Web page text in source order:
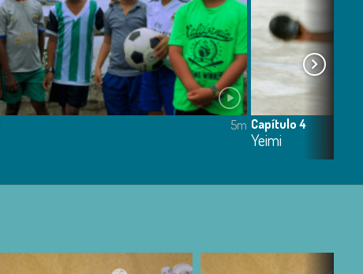
5m Capítulo 4
Yeimi